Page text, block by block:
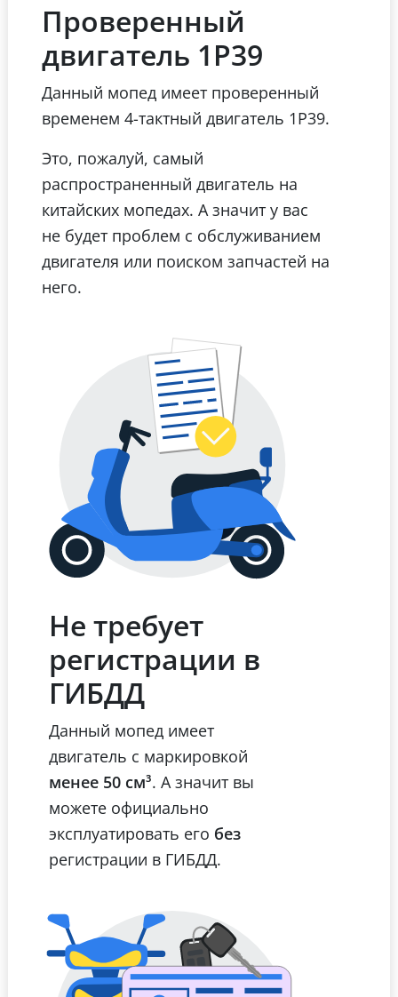
Проверенный
двигатель 1Р39
Данный мопед имеет проверенный
временем 4-тактный двигатель 1Р39.
Это, пожалуй, самый
распространенный двигатель на
китайских мопедах. А значит у вас
не будет проблем с обслуживанием
двигателя или поиском запчастей на
него.
Не требует
регистрации в
ГИБДД
Данный мопед имеет
двигатель с маркировкой
менее 50 см³. А значит вы
можете официально
эксплуатировать его без
регистрации в ГИБДД.